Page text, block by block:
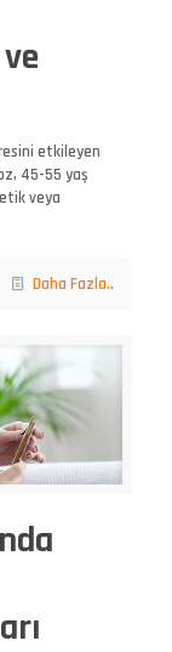
etkileyen
45-55 yaş
veya
Daha Fazla..